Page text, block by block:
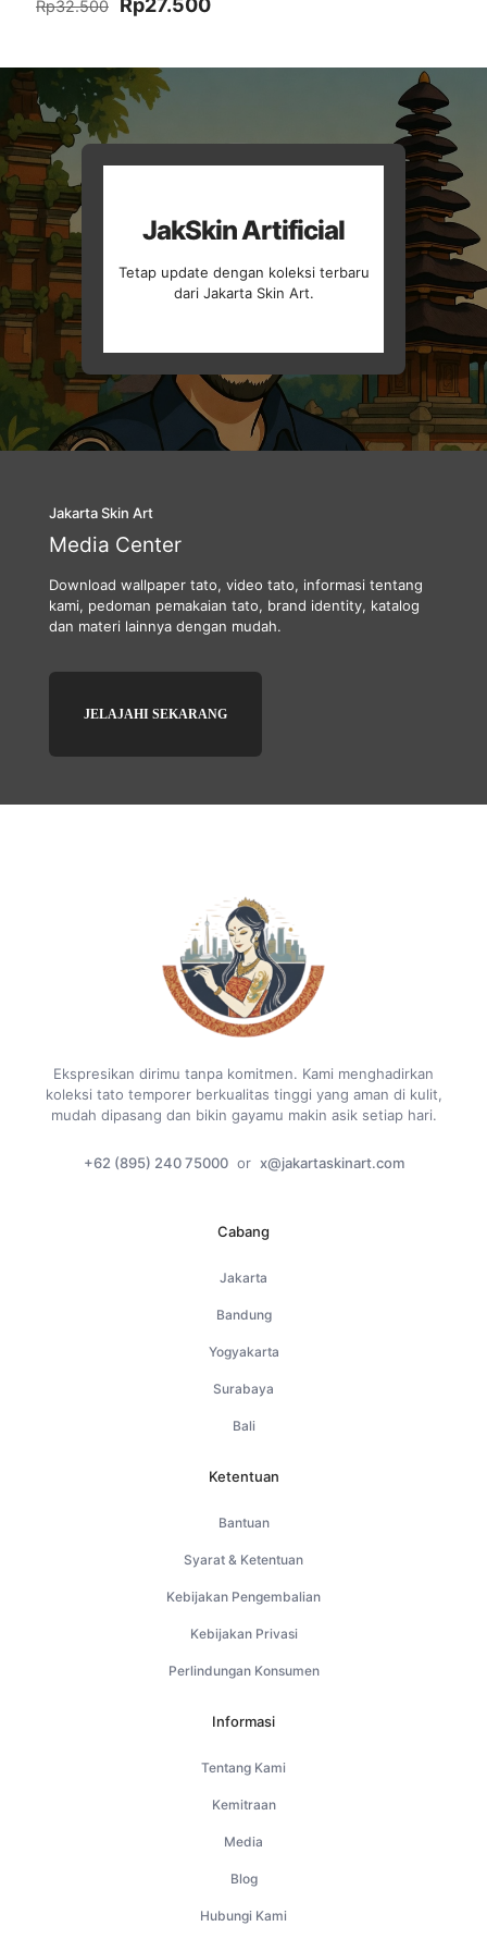
Rp32.500
aslinya
Rp32.500.adalah:
JakSkin Artificial
Tetap update dengan koleksi terbaru
dari Jakarta Skin Art.
Jakarta Skin Art
Media Center
Download wallpaper tato, video tato, informasi tentang
kami, pedoman pemakaian tato, brand identity, katalog
dan materi lainnya dengan mudah.
JELAJAHI SEKARANG
Ekspresikan dirimu tanpa komitmen. Kami menghadirkan
koleksi tato temporer berkualitas tinggi yang aman di kulit,
mudah dipasang dan bikin gayamu makin asik setiap hari.
+62 (895) 240 75000 or x@jakartaskinart.com
Cabang
Jakarta
Bandung
Yogyakarta
Surabaya
Bali
Ketentuan
Bantuan
Syarat & Ketentuan
Kebijakan Pengembalian
Kebijakan Privasi
Perlindungan Konsumen
Informasi
Tentang Kami
Kemitraan
Media
Blog
Hubungi Kami